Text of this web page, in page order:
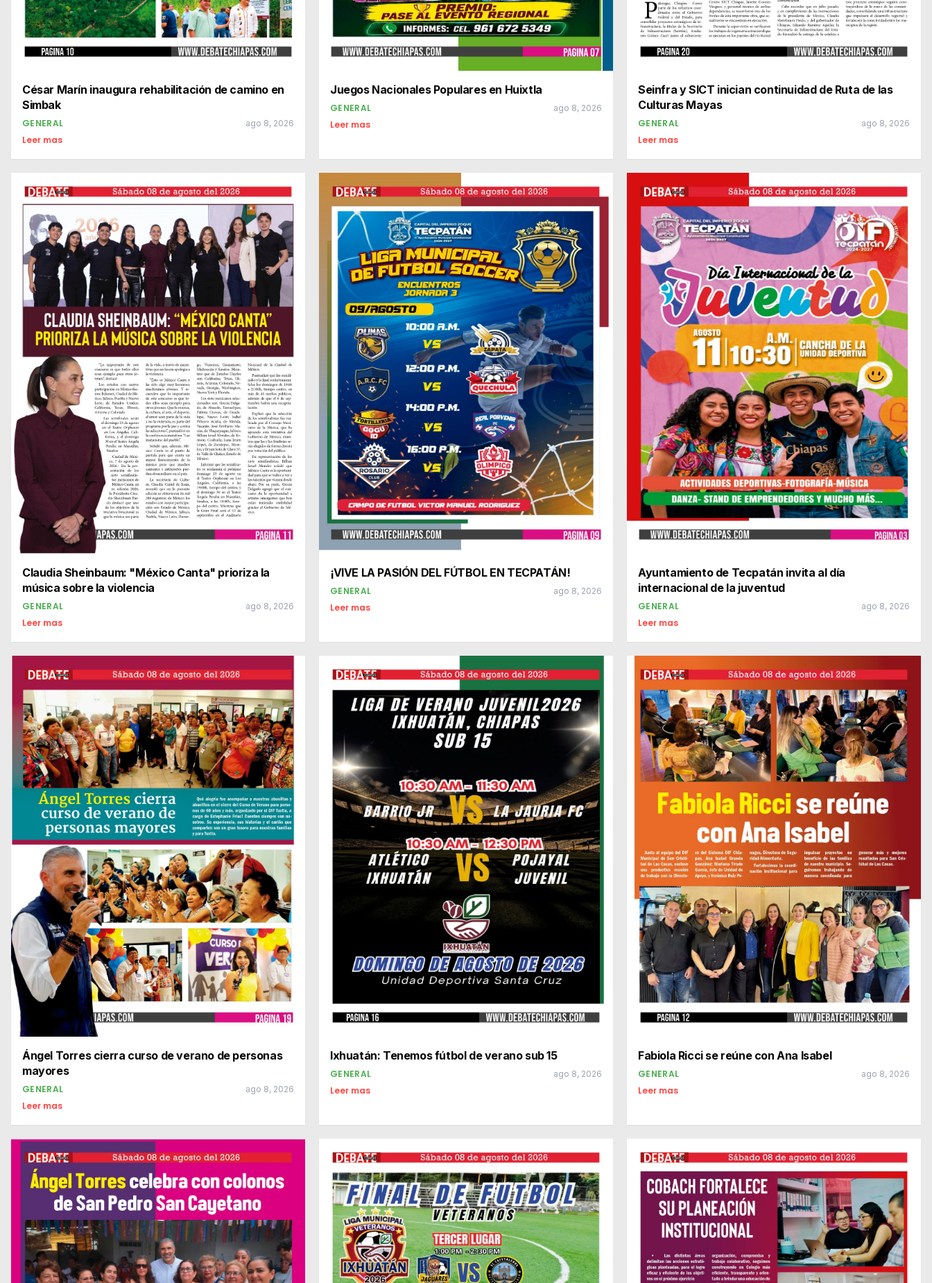
César Marín inaugura rehabilitación de camino en
Simbak
GENERAL ago 8, 2026
Leer mas
Juegos Nacionales Populares en Huixtla
GENERAL ago 8, 2026
Leer mas
Seinfra y SICT inician continuidad de Ruta de las
Culturas Mayas
GENERAL ago 8, 2026
Leer mas
Claudia Sheinbaum: "México Canta" prioriza la
música sobre la violencia
GENERAL ago 8, 2026
Leer mas
¡VIVE LA PASIÓN DEL FÚTBOL EN TECPATÁN!
GENERAL ago 8, 2026
Leer mas
Ayuntamiento de Tecpatán invita al día
internacional de la juventud
GENERAL ago 8, 2026
Leer mas
Ángel Torres cierra curso de verano de personas
mayores
GENERAL ago 8, 2026
Leer mas
Ixhuatán: Tenemos fútbol de verano sub 15
GENERAL ago 8, 2026
Leer mas
Fabiola Ricci se reúne con Ana Isabel
GENERAL ago 8, 2026
Leer mas